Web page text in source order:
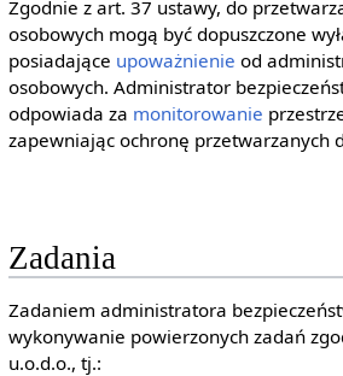
Zgodnie z art. 37 ustawy, do
osobowych mogą być dopuszczone
posiadające upoważnienie od
osobowych. Administrator
odpowiada za monitorowanie
zapewniając ochronę przetwarzanych
Zadania
Zadaniem administratora
wykonywanie powierzonych zadań
u.o.d.o., tj.: